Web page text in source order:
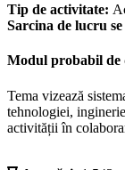
Tip de activitate:
Sarcina de lucru
Modul probabil de
Tema vizează
tehnologiei,
activității în